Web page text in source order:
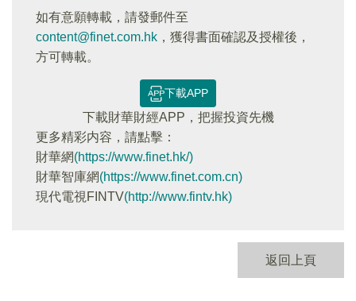
如有意願轉載，請發郵件至
content@finet.com.hk ，獲得書面確認及授權後，
方可轉載。
下載APP
下載財華財經APP，把握投資先機
更多精彩内容，請點擊：
財華網(https://www.finet.hk/)
財華智庫網(https://www.finet.com.cn)
現代電視FINTV(http://www.fintv.hk)
返回上頁